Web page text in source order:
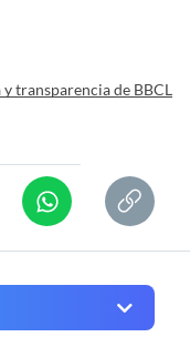
y transparencia de BBCL